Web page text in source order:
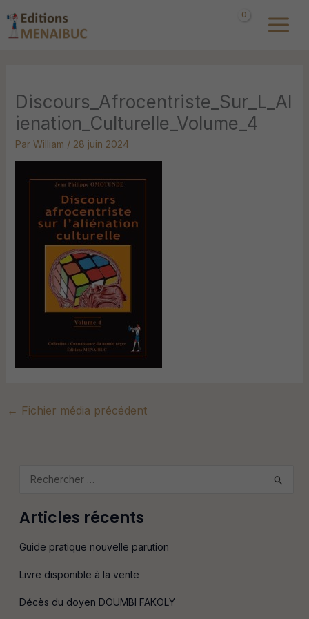
au
contenu
Discours_Afrocentriste_Sur_L_Al
ienation_Culturelle_Volume_4
Par William / 28 juin 2024
← Fichier média précédent
c
r
c
Articles récents
Guide pratique nouvelle parution
Livre disponible à la vente
Décès du doyen DOUMBI FAKOLY